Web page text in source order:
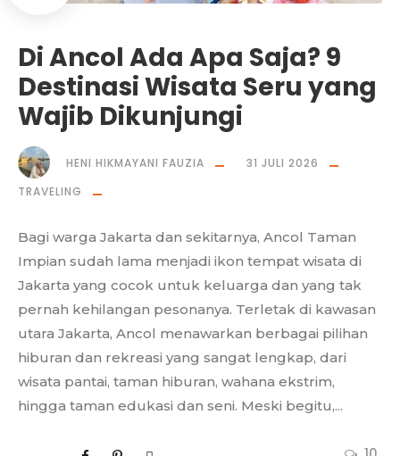
Di Ancol Ada Apa Saja? 9
Destinasi Wisata Seru yang
Wajib Dikunjungi
HENI HIKMAYANI FAUZIA
31 JULI 2026
TRAVELING
Bagi warga Jakarta dan sekitarnya, Ancol Taman
Impian sudah lama menjadi ikon tempat wisata di
Jakarta yang cocok untuk keluarga dan yang tak
pernah kehilangan pesonanya. Terletak di kawasan
utara Jakarta, Ancol menawarkan berbagai pilihan
hiburan dan rekreasi yang sangat lengkap, dari
wisata pantai, taman hiburan, wahana ekstrim,
hingga taman edukasi dan seni. Meski begitu,...